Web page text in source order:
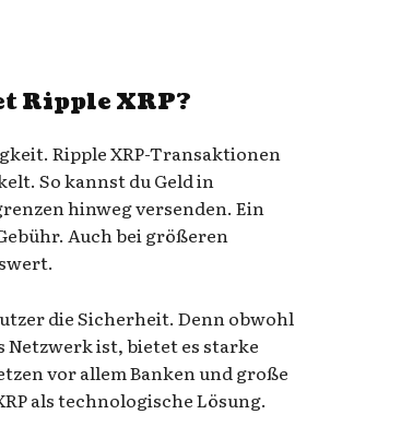
Ripple XRP?
Ripple XRP-Transaktionen
So kannst du Geld in
hinweg versenden. Ein
Auch bei größeren
die Sicherheit. Denn obwohl
Netzwerk ist, bietet es starke
vor allem Banken und große
als technologische Lösung.